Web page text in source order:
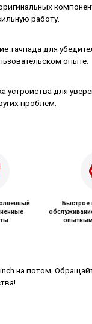
работу.
тачпада для
опыте.
устройства для
проблем.
Быстрое
на потом.